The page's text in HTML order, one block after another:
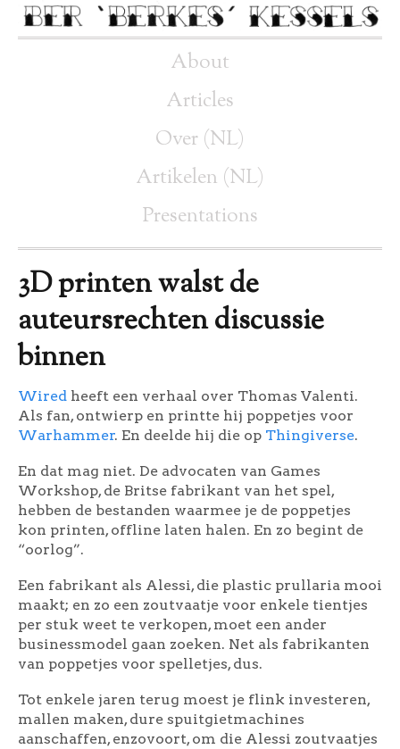
About
Articles
Over (NL)
Artikelen (NL)
Presentations
3D printen walst de
auteursrechten discussie
binnen
Wired heeft een verhaal over Thomas Valenti.
Als fan, ontwierp en printte hij poppetjes voor
Warhammer. En deelde hij die op Thingiverse.
En dat mag niet. De advocaten van Games
Workshop, de Britse fabrikant van het spel,
hebben de bestanden waarmee je de poppetjes
kon printen, offline laten halen. En zo begint de
“oorlog”.
Een fabrikant als Alessi, die plastic prullaria mooi
maakt; en zo een zoutvaatje voor enkele tientjes
per stuk weet te verkopen, moet een ander
businessmodel gaan zoeken. Net als fabrikanten
van poppetjes voor spelletjes, dus.
Tot enkele jaren terug moest je flink investeren,
mallen maken, dure spuitgietmachines
aanschaffen, enzovoort, om die Alessi zoutvaatjes